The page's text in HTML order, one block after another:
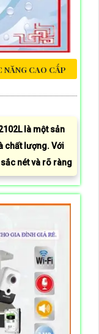
NĂNG CAO CẤP
là một sản
chất lượng. Với
nét và rõ ràng